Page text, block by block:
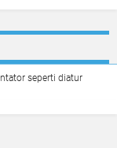
seperti diatur